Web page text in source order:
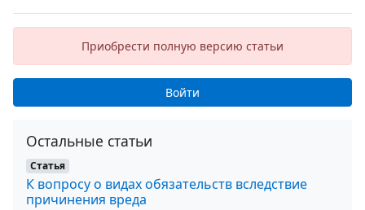
Приобрести полную версию статьи
Войти
Остальные статьи
Статья
К вопросу о видах обязательств вследствие
причинения вреда